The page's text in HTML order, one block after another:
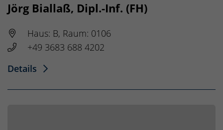
Jörg Biallaß, Dipl.-Inf. (FH)
Haus: B, Raum: 0106
+49 3683 688 4202
Details